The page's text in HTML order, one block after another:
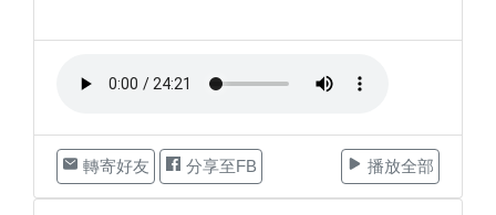
轉寄好友 分享至FB 播放全部